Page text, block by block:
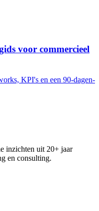
voor commercieel
KPI's en een 90-dagen-
inzichten uit 20+ jaar
en consulting.